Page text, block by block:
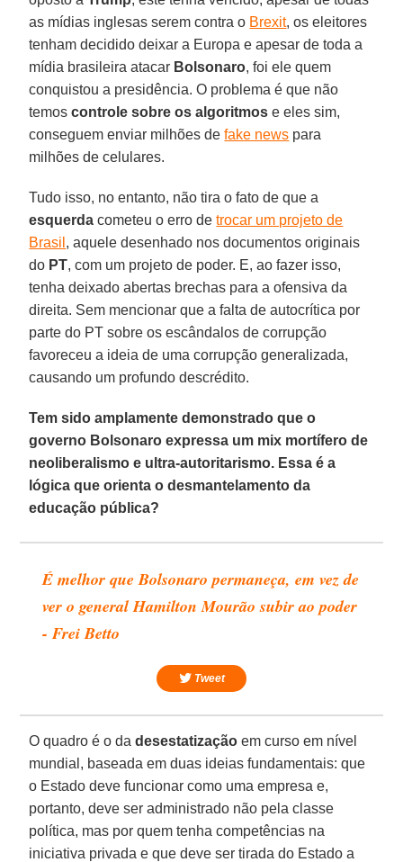
as mídias inglesas serem contra o Brexit, os eleitores
tenham decidido deixar a Europa e apesar de toda a
mídia brasileira atacar Bolsonaro, foi ele quem
conquistou a presidência. O problema é que não
temoscontrole sobre os algoritmos e eles sim,
conseguem enviar milhões defake news para
milhões de celulares.
Tudo isso, no entanto, não tira o fato de que a
esquerda cometeu o erro detrocar um projeto de
Brasil , aquele desenhado nos documentos originais
do PT, com um projeto de poder. E, ao fazer isso,
tenha deixado abertas brechas para a ofensiva da
direita. Sem mencionar que a falta de autocrítica por
parte do PT sobre os escândalos de corrupção
favoreceu a ideia de uma corrupção generalizada,
causando um profundo descrédito.
Tem sido amplamente demonstrado que o
governo Bolsonaro expressa um mix mortífero de
neoliberalismo e ultra-autoritarismo. Essa é a
lógica que orienta o desmantelamento da
educação pública?
É melhor que Bolsonaro permaneça, em vez de
ver o general Hamilton Mourão subir ao poder
- Frei Betto
Tweet
O quadro é o dadesestatização em curso em nível
mundial, baseada em duas ideias fundamentais: que
o Estado deve funcionar como uma empresa e,
portanto, deve ser administrado não pela classe
política, mas por quem tenha competências na
iniciativa privada e que deve ser tirada do Estado a